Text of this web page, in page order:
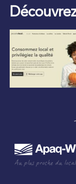
Au plus proche du local